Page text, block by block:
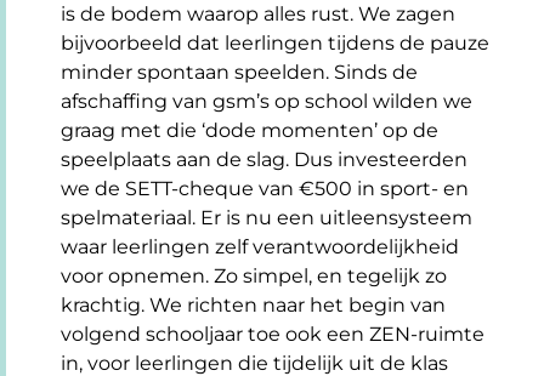
is de bodem waarop alles rust. We zagen
bijvoorbeeld dat leerlingen tijdens de pauze
minder spontaan speelden. Sinds de
afschaffing van gsm’s op school wilden we
graag met die ‘dode momenten’ op de
speelplaats aan de slag. Dus investeerden
we de SETT-cheque van €500 in sport- en
spelmateriaal. Er is nu een uitleensysteem
waar leerlingen zelf verantwoordelijkheid
voor opnemen. Zo simpel, en tegelijk zo
krachtig. We richten naar het begin van
volgend schooljaar toe ook een ZEN-ruimte
in, voor leerlingen die tijdelijk uit de klas